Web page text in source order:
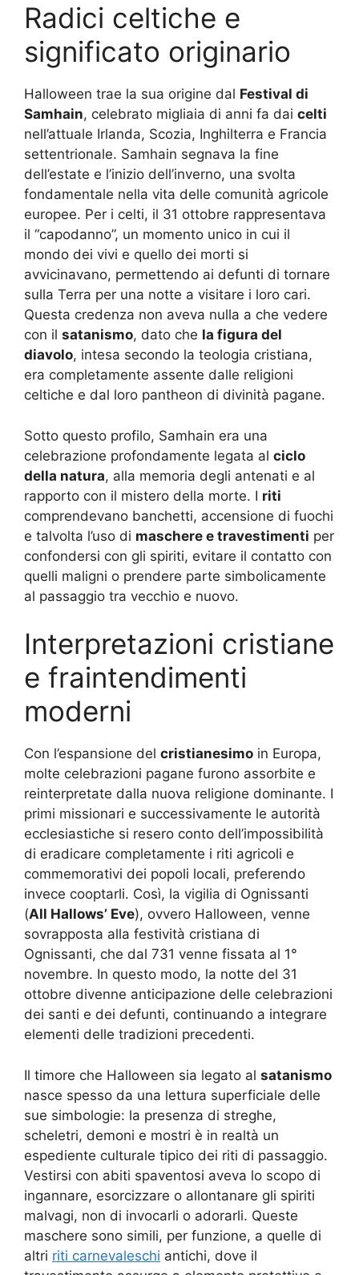
Radici celtiche e
significato originario
Halloween trae la sua origine dal Festival di
Samhain, celebrato migliaia di anni fa dai celti
nell’attuale Irlanda, Scozia, Inghilterra e Francia
settentrionale. Samhain segnava la fine
dell’estate e l’inizio dell’inverno, una svolta
fondamentale nella vita delle comunità agricole
europee. Per i celti, il 31 ottobre rappresentava
il “capodanno”, un momento unico in cui il
mondo dei vivi e quello dei morti si
avvicinavano, permettendo ai defunti di tornare
sulla Terra per una notte a visitare i loro cari.
Questa credenza non aveva nulla a che vedere
con il satanismo, dato che la figura del
diavolo, intesa secondo la teologia cristiana,
era completamente assente dalle religioni
celtiche e dal loro pantheon di divinità pagane.
Sotto questo profilo, Samhain era una
celebrazione profondamente legata al ciclo
della natura, alla memoria degli antenati e al
rapporto con il mistero della morte. I riti
comprendevano banchetti, accensione di fuochi
e talvolta l’uso di maschere e travestimenti per
confondersi con gli spiriti, evitare il contatto con
quelli maligni o prendere parte simbolicamente
al passaggio tra vecchio e nuovo.
Interpretazioni cristiane
e fraintendimenti
moderni
Con l’espansione del cristianesimo in Europa,
molte celebrazioni pagane furono assorbite e
reinterpretate dalla nuova religione dominante. I
primi missionari e successivamente le autorità
ecclesiastiche si resero conto dell’impossibilità
di eradicare completamente i riti agricoli e
commemorativi dei popoli locali, preferendo
invece cooptarli. Così, la vigilia di Ognissanti
(All Hallows’ Eve), ovvero Halloween, venne
sovrapposta alla festività cristiana di
Ognissanti, che dal 731 venne fissata al 1°
novembre. In questo modo, la notte del 31
ottobre divenne anticipazione delle celebrazioni
dei santi e dei defunti, continuando a integrare
elementi delle tradizioni precedenti.
Il timore che Halloween sia legato al satanismo
nasce spesso da una lettura superficiale delle
sue simbologie: la presenza di streghe,
scheletri, demoni e mostri è in realtà un
espediente culturale tipico dei riti di passaggio.
Vestirsi con abiti spaventosi aveva lo scopo di
ingannare, esorcizzare o allontanare gli spiriti
malvagi, non di invocarli o adorarli. Queste
maschere sono simili, per funzione, a quelle di
altri riti carnevaleschi antichi, dove il